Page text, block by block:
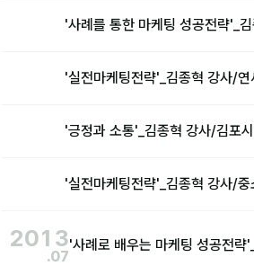
'사례를 통한 마케팅 성공전략'_
'실전마케팅전략'_김종혁 강사/연
'긍정과 소통'_김종혁 강사/김포
'실전마케팅전략'_김종혁 강사/중
2013
.07
'사례로 배우는 마케팅 성공전